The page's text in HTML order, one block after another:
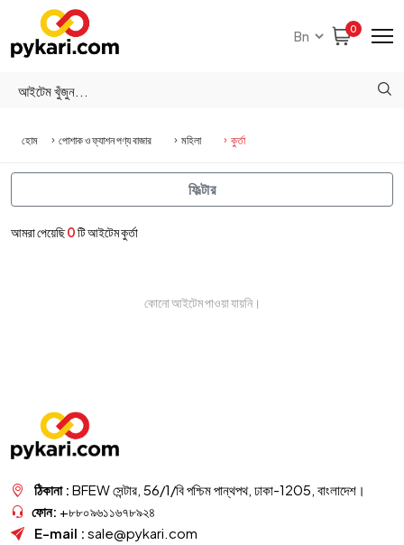
0
হোম পোশাক ও ফ্যাশন পণ্য বাজার মহিলা কুর্তা
আমরা পেয়েছি0টি আইটেম কুর্তা
কোনো আইটেম পাওয়া যায়নি।
ফিল্টার
ঠিকানা : BFEW সেন্টার, 56/1/বি পশ্চিম পান্থপথ, ঢাকা-1205, বাংলাদেশ।
ফোন: +৮৮০৯৬১১৬৭৮৯২৪
E-mail : sale@pykari.com